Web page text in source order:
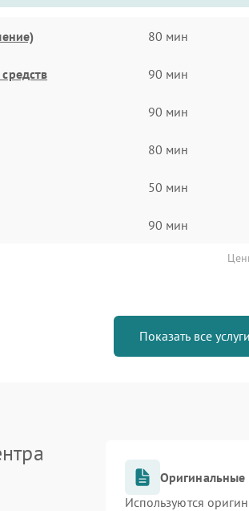
80 мин
90 мин
90 мин
80 мин
50 мин
90 мин
Показать все услуги
Оригинальные
Используются